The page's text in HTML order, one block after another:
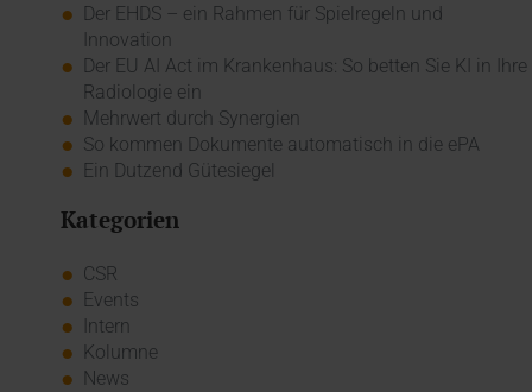
Der EHDS – ein Rahmen für Spielregeln und
Innovation
Der EU AI Act im Krankenhaus: So betten Sie KI in Ihre
Radiologie ein
Mehrwert durch Synergien
So kommen Dokumente automatisch in die ePA
Ein Dutzend Gütesiegel
Kategorien
CSR
Events
Intern
Kolumne
News